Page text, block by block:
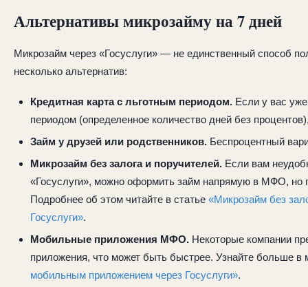
Альтернативы микрозайму на 7 дней
Микрозайм через «Госуслуги» — не единственный способ
несколько альтернатив:
Кредитная карта с льготным периодом. Если у вас уже
периодом (определенное количество дней без
Займ у друзей или родственников. Беспроцентный
Микрозайм без залога и поручителей. Если вам
«Госуслуги», можно оформить займ напрямую в МФО, но
Подробнее об этом читайте в статье «Микрозайм без
Госуслуги».
Мобильные приложения МФО. Некоторые компании
приложения, что может быть быстрее. Узнайте больше в
мобильным приложением через Госуслуги».